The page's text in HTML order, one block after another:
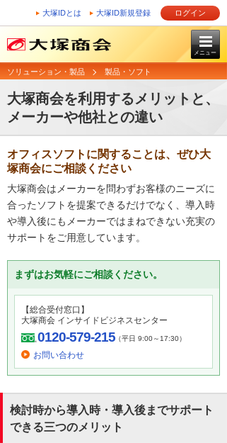
大塚IDとは 大塚ID新規登録 ログイン
メニュー
ソリューション・製品 製品・ソフト
大塚商会を利用するメリットと、
メーカーや他社との違い
オフィスソフトに関することは、ぜひ大
塚商会にご相談ください
大塚商会はメーカーを問わずお客様のニーズに
合ったソフトを提案できるだけでなく、導入時
や導入後にもメーカーではまねできない充実の
サポートをご用意しています。
まずはお気軽にご相談ください。
【総合受付窓口】
大塚商会 インサイドビジネスセンター
0120-579-215（平日 9:00～17:30）
お問い合わせ
検討時から導入時・導入後までサポート
できる三つのメリット